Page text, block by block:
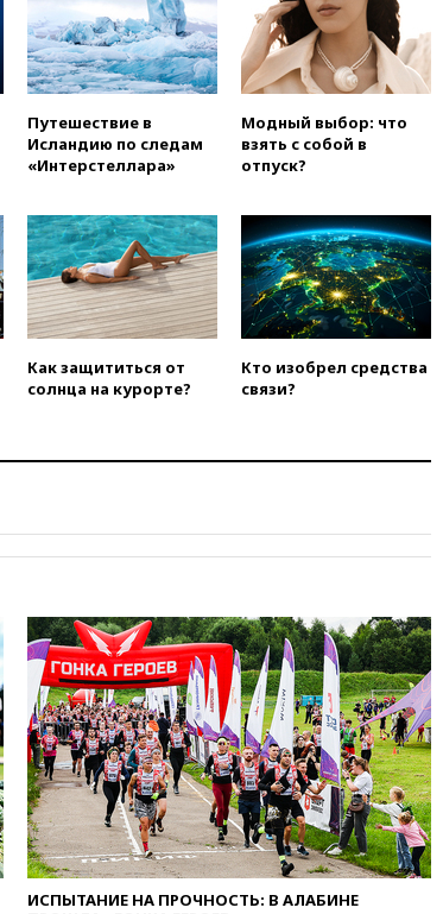
06:25
У берегов Италии
обнаружили затонувшее
судно древнеримских времен
собрала в мировом прокате
свыше $1 млрд
недвижимости в Москве
01:20
Россиянин в среднем
съедает несколько арбузов за
сезон
00:25
В Красноярском крае
идут поиски семьи, пропавшей
во время сплава
в Теlegram
торговым судам в Черном
море
вчера, 21:43Экс-
председатель Верховного
суда Венгрии согласился стать
президентом республики
вчера, 20:58Финляндия
введет экзамен для
претендентов на получение
гражданства
вчера, 20:12Минобороны
Болгарии: упавший в стране
Путешествие в
Исландию по следам
«Интерстеллара»
Модный выбор: что
взять с собой в
отпуск?
Как защититься от
солнца на курорте?
Кто изобрел средства
связи?
ИСПЫТАНИЕ НА ПРОЧНОСТЬ: В АЛАБИНЕ